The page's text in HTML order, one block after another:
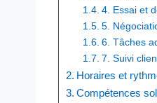
4. Essai et
5.
6. Tâches
7. Suivi
Horaires et
Compétences